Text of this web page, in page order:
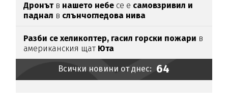
Дронътв нашето небе се е самовзривил и
паднал в слънчогледова нива
Разби се хеликоптер, гасил горски пожари в
американския щат Юта
Всички новини от днес: 64